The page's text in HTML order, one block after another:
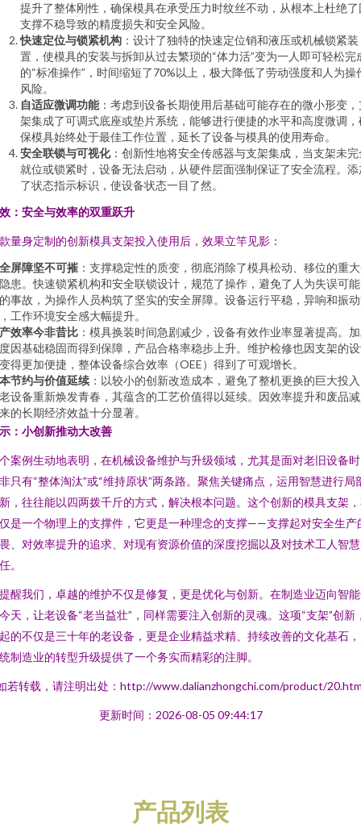
提升了整体刚性，确保模具在承受压力时纹丝不动，从根本上杜绝了
支撑不稳导致的精度损失和安全风险。
快速定位与锁紧机构 ：设计了独特的快速定位销和液压或机械锁紧装
置，使模具的安装与拆卸从过去繁琐的“体力活”变为一人即可轻松完
的“标准操作”，时间缩短了70%以上，极大降低了劳动强度和人为操
风险。
自适应微调功能：考虑到设备长期使用后基础可能存在的微小形变，
架集成了可调式底座或垫片系统，能够进行便捷的水平和高度微调，
保模具始终处于最佳工作位置，延长了设备与模具的使用寿命。
安全联锁与可视化：创新性地将安全传感器与支架集成，当支架未完
就位或锁紧时，设备无法启动，从硬件层面强制保证了安全流程。添
了状态指示标识，使设备状态一目了然。
：安全与效率的双重跃升
量身定制的创新模具支架投入使用后，效果立竿见影：
屏障坚不可摧 ：支撑稳定性的质变，彻底消除了模具松动、移位的重
患。快速锁紧机构和安全联锁设计，规范了操作，避免了人为失误可
事故，为操作人员构筑了坚实的安全屏障。设备运行平稳，异响和振
工作环境安全感大幅提升。
效率今非昔比 ：模具换装时间急剧减少，设备有效作业率显著提高。
因基础稳固而得到保障，产品合格率稳步上升。维护检修也因支架的
得更加便捷，整体设备综合效率（OEE）得到了可观增长。
节约与价值延续 ：以较小的创新改造成本，避免了整机更换的巨大投
设备重新焕发青春，其蕴含的工艺价值得以延续。因效率提升和废品
的长期经济效益十分显著。
：小创新推动大改善
案例生动地表明，在机械设备维护与升级领域，尤其是面对老旧设备
只有“整体淘汰”或“维持原状”两条路。聚焦关键痛点，运用智慧进行局
，往往能以四两拨千斤的方式，解决根本问题。这个创新的模具支架
是一个物理上的支撑件，它更是一种理念的支撑——支撑起对安全生产
、对效率提升的追求、对现有资源价值的深度挖掘以及对技术工人智
。
醒我们，卓越的维护不仅是修复，更是优化与创新。在制造业迈向智
天，让老设备“老当益壮”，同样需要注入创新的灵魂。这项“支架”创新
的不仅是三十年的老设备，更是企业精益求精、持续改善的文化基石
制造业的转型升级提供了一个务实而精彩的注脚。
若转载，请注明出处：http://www.dalianzhongchi.com/product/
更新时间：2026-08-05 09:44:17
产品列表